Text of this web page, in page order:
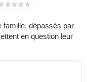
famille, dépassés par
en question leur